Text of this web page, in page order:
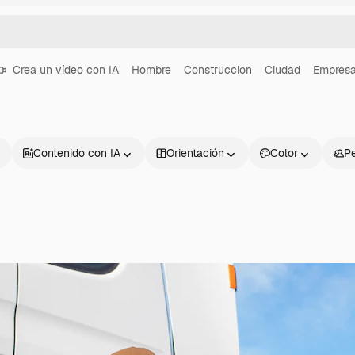
Crea un vídeo con IA Hombre Construccion Ciudad
Contenido con IA Orientación Color
Productos